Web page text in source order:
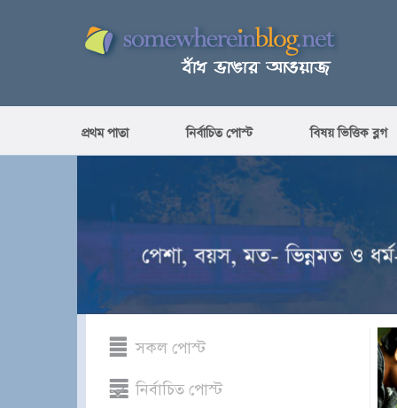
প্রথম পাতা নির্বাচিত পোস্ট বিষয় ভিত্তিক ব্লগ
সকল পোস্ট
নির্বাচিত পোস্ট